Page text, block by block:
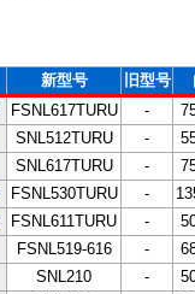
新型号 旧型号
FSNL617TURU -
SNL512TURU -
SNL617TURU -
FSNL530TURU -
FSNL611TURU -
FSNL519-616 -
SNL210 -